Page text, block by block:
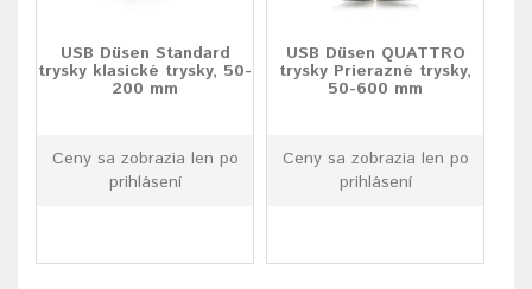
USB Düsen Standard
trysky klasické trysky, 50-
200 mm
Ceny sa zobrazia len po
prihlásení
USB Düsen QUATTRO
trysky Prierazné trysky,
50-600 mm
Ceny sa zobrazia len po
prihlásení